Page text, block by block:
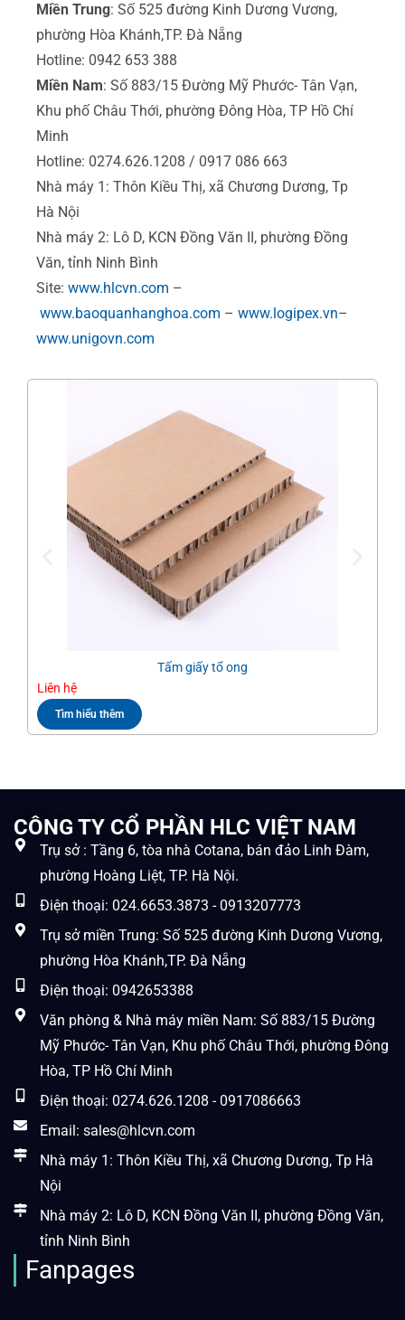
Miền Trung: Số 525 đường Kinh Dương Vương,
phường Hòa Khánh,TP. Đà Nẵng
Hotline: 0942 653 388
Miền Nam: Số 883/15 Đường Mỹ Phước- Tân Vạn,
Khu phố Châu Thới, phường Đông Hòa, TP Hồ Chí
Minh
Hotline: 0274.626.1208 / 0917 086 663
Nhà máy 1: Thôn Kiều Thị, xã Chương Dương, Tp
Hà Nội
Nhà máy 2: Lô D, KCN Đồng Văn II, phường Đồng
Văn, tỉnh Ninh Bình
Site: www.hlcvn.com –
www.baoquanhanghoa.com – www.logipex.vn–
www.unigovn.com
Tấm giấy tổ ong
Liên hệ
Tìm hiểu thêm
CÔNG TY CỔ PHẦN HLC VIỆT NAM
Trụ sở : Tầng 6, tòa nhà Cotana, bán đảo Linh Đàm,
phường Hoàng Liệt, TP. Hà Nội.
Điện thoại: 024.6653.3873 - 0913207773
Trụ sở miền Trung: Số 525 đường Kinh Dương Vương,
phường Hòa Khánh,TP. Đà Nẵng
Điện thoại: 0942653388
Văn phòng & Nhà máy miền Nam: Số 883/15 Đường
Mỹ Phước- Tân Vạn, Khu phố Châu Thới, phường Đông
Hòa, TP Hồ Chí Minh
Điện thoại: 0274.626.1208 - 0917086663
Email: sales@hlcvn.com
Nhà máy 1: Thôn Kiều Thị, xã Chương Dương, Tp Hà
Nội
Nhà máy 2: Lô D, KCN Đồng Văn II, phường Đồng Văn,
tỉnh Ninh Bình
Fanpages